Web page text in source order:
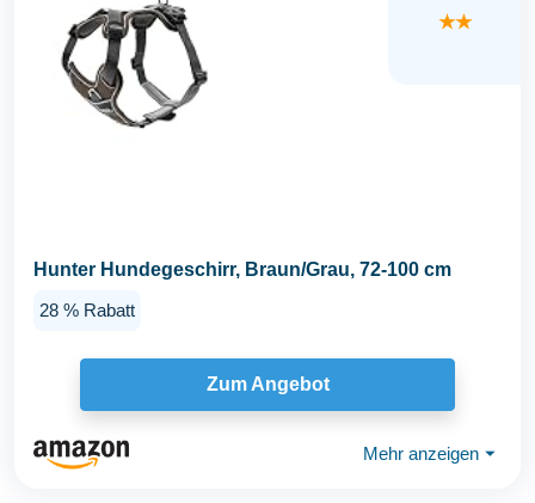
★★
Hunter Hundegeschirr, Braun/Grau, 72-100 cm
28 % Rabatt
Zum Angebot
Mehr anzeigen ⏷